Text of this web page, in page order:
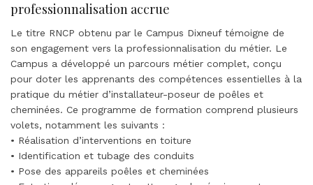
professionnalisation accrue
Le titre RNCP obtenu par le Campus Dixneuf témoigne de
son engagement vers la professionnalisation du métier. Le
Campus a développé un parcours métier complet, conçu
pour doter les apprenants des compétences essentielles à la
pratique du métier d’installateur-poseur de poêles et
cheminées. Ce programme de formation comprend plusieurs
volets, notamment les suivants :
• Réalisation d’interventions en toiture
• Identification et tubage des conduits
• Pose des appareils poêles et cheminées